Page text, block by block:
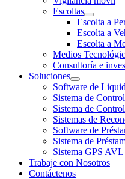
Escoltas
Escolta a
Escolta a
Escolta a
Medios
Consultoría e
Soluciones
Software de
Sistema de
Sistema de
Sistemas de
Software de
Sistema de
Sistema GPS
Trabaje con Nosotros
Contáctenos